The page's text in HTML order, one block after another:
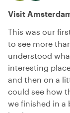
Visit
This was our
to see more
understood
interesting
and then on a
could see how
we finished in a